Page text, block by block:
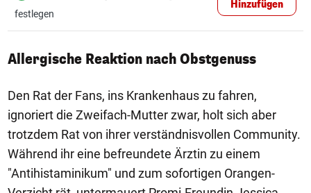
festlegen
Hinzufügen
Allergische Reaktion nach Obstgenuss
Den Rat der Fans, ins Krankenhaus zu fahren,
ignoriert die Zweifach-Mutter zwar, holt sich aber
trotzdem Rat von ihrer verständnisvollen Community.
Während ihr eine befreundete Ärztin zu einem
"Antihistaminikum" und zum sofortigen Orangen-